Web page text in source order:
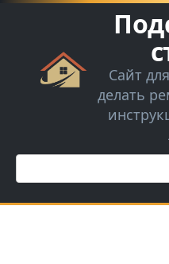
Перейти
Сайт
делать
Поиск: